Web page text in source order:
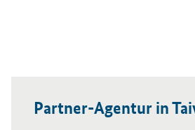
Partner-Agentur in